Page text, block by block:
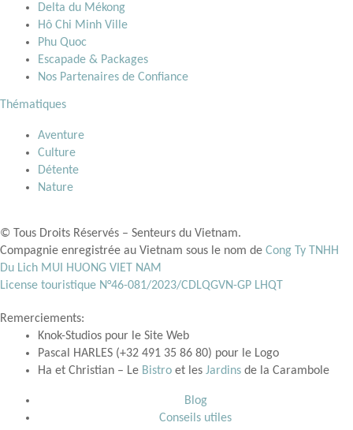
Delta du Mékong
Hô Chi Minh Ville
Phu Quoc
Escapade & Packages
Nos Partenaires de Confiance
Thématiques
Aventure
Culture
Détente
Nature
© Tous Droits Réservés – Senteurs du Vietnam.
Compagnie enregistrée au Vietnam sous le nom de Cong Ty TNHH
Du Lich MUI HUONG VIET NAM
License touristique N°46-081/2023/CDLQGVN-GP LHQT
Remerciements:
Knok-Studios pour le Site Web
Pascal HARLES (+32 491 35 86 80) pour le Logo
Ha et Christian – Le Bistro et les Jardins de la Carambole
Blog
Conseils utiles